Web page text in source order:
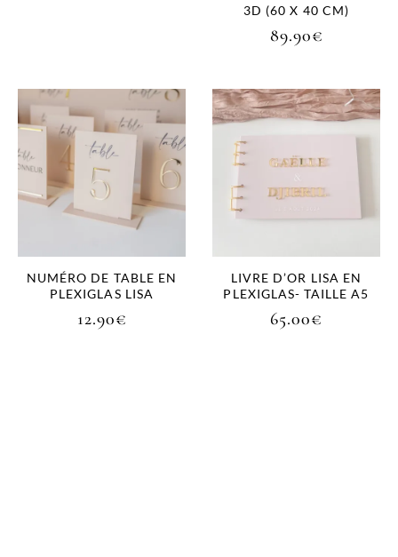
3D (60 X 40 CM)
89.90€
NUMÉRO DE TABLE EN
PLEXIGLAS LISA
12.90€
LIVRE D’OR LISA EN
PLEXIGLAS- TAILLE A5
65.00€